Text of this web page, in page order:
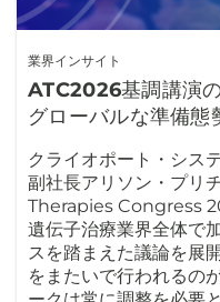
業界インサイト
ATC2026基調講演
グローバルな準備態
クライオポート・シス
副社長アリソン・プリ
Therapies Congress
遺伝子治療業界全体で
スを踏まえた議論を展
をまたいで行われるの